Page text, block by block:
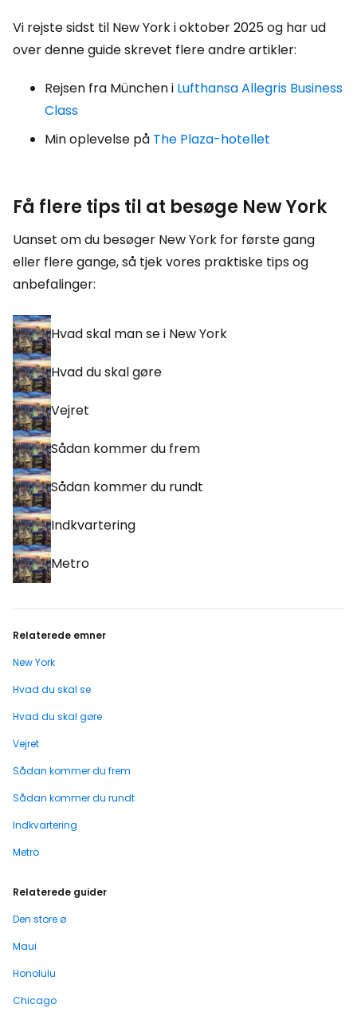
Vi rejste sidst til New York i oktober 2025 og har ud
over denne guide skrevet flere andre artikler:
Rejsen fra München i Lufthansa Allegris Business
Class
Min oplevelse på The Plaza-hotellet
Få flere tips til at besøge New York
Uanset om du besøger New York for første gang
eller flere gange, så tjek vores praktiske tips og
anbefalinger:
Hvad skal man se i New York
Hvad du skal gøre
Vejret
Sådan kommer du frem
Sådan kommer du rundt
Indkvartering
Metro
Relaterede emner
New York
Hvad du skal se
Hvad du skal gøre
Vejret
Sådan kommer du frem
Sådan kommer du rundt
Indkvartering
Metro
Relaterede guider
Den store ø
Maui
Honolulu
Chicago